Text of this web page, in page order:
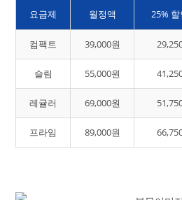
요금제 월정액 25%
컴팩트 39,000원
슬림 55,000원
레귤러 69,000원
프라임 89,000원